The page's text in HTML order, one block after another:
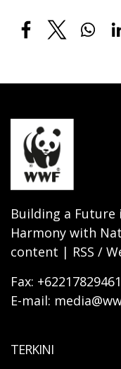
Building a Future
Harmony with
content | RSS /
Fax: +62217829461
E-mail:
TERKINI